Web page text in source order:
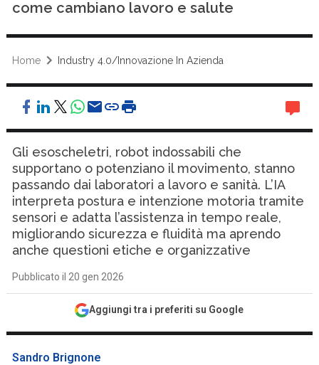
come cambiano lavoro e salute
Home Industry 4.0/Innovazione In Azienda
Gli esoscheletri, robot indossabili che
supportano o potenziano il movimento, stanno
passando dai laboratori a lavoro e sanità. L’IA
interpreta postura e intenzione motoria tramite
sensori e adatta l’assistenza in tempo reale,
migliorando sicurezza e fluidità ma aprendo
anche questioni etiche e organizzative
Pubblicato il 20 gen 2026
Aggiungi tra i preferiti su Google
Sandro Brignone